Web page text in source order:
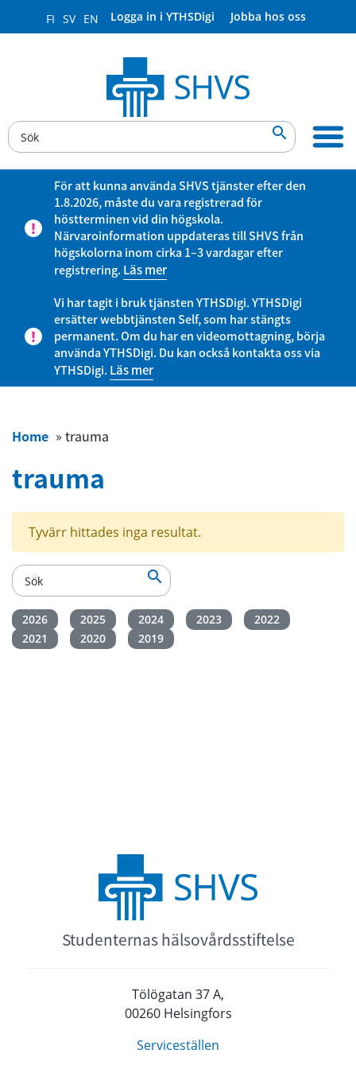
FI SV EN Logga in i YTHSDigi Jobba hos oss

För att kunna använda SHVS tjänster efter den
1.8.2026, måste du vara registrerad för
höstterminen vid din högskola.
Närvaroinformation uppdateras till SHVS från
högskolorna inom cirka 1–3 vardagar efter
registrering.Läs mer
Vi har tagit i bruk tjänsten YTHSDigi. YTHSDigi
ersätter webbtjänsten Self, som har stängts
permanent. Om du har en videomottagning, börja
använda YTHSDigi. Du kan också kontakta oss via
YTHSDigi.Läs mer
Home » trauma
trauma
Tyvärr hittades inga resultat.

2026 2025 2024 2023
2022
2021
2020 2019
Studenternas hälsovårdsstiftelse
Tölögatan 37 A,
00260 Helsingfors
Serviceställen